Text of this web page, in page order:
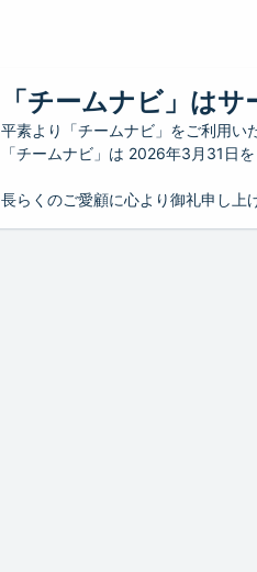
「チームナビ」は
平素より「チームナビ」をご利用い
「チームナビ」は 2026年3月31日
長らくのご愛顧に心より御礼申し上